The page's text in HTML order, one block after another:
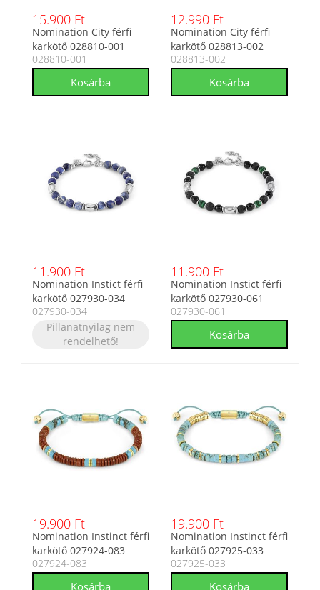
15.900 Ft
Nomination City férfi
karkötő 028810-001
028810-001
12.990 Ft
Nomination City férfi
karkötő 028813-002
028813-002
11.900 Ft
Nomination Instict férfi
karkötő 027930-034
027930-034
Pillanatnyilag nem
rendelhető!
11.900 Ft
Nomination Instict férfi
karkötő 027930-061
027930-061
19.900 Ft
Nomination Instinct férfi
karkötő 027924-083
027924-083
19.900 Ft
Nomination Instinct férfi
karkötő 027925-033
027925-033